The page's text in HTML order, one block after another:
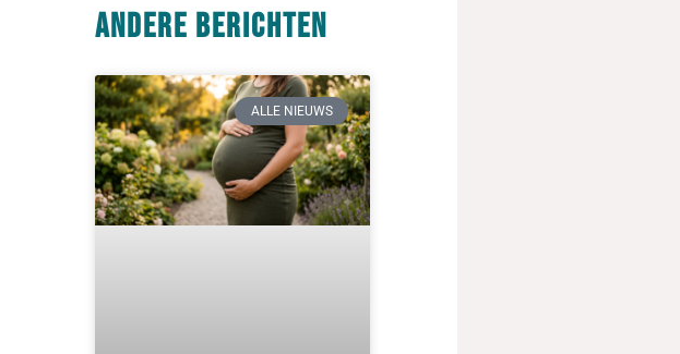
Andere berichten
ALLE NIEUWS